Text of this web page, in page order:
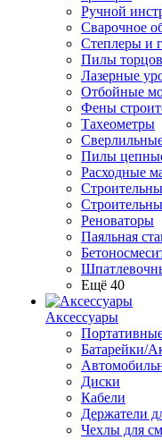
Ручной
Сварочное
Степлеры и
Пилы
Лазерные
Отбойные
Фены
Тахеометры
Пилы
Расходные
Реноваторы
Паяльная
Ещё 40
Аксессуары
Батарейки/
Диски
Кабели
Держатели
Чехлы для